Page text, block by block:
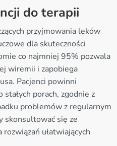
do terapii
przyjmowania leków
dla skuteczności
co najmniej 95% pozwala
wiremii i zapobiega
Pacjenci powinni
porach, zgodnie z
problemów z regularnym
skonsultować się ze
ułatwiających